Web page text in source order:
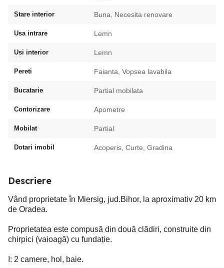
Stare interior Buna, Necesita renovare
Usa intrare Lemn
Usi interior Lemn
Pereti Faianta, Vopsea lavabila
Bucatarie Partial mobilata
Contorizare Apometre
Mobilat Partial
Dotari imobil Acoperis, Curte, Gradina
Descriere
Vând proprietate în Miersig, jud.Bihor, la aproximativ 20 km
de Oradea.
Proprietatea este compusă din două clădiri, construite din
chirpici (vaioagă) cu fundație.
I: 2 camere, hol, baie.